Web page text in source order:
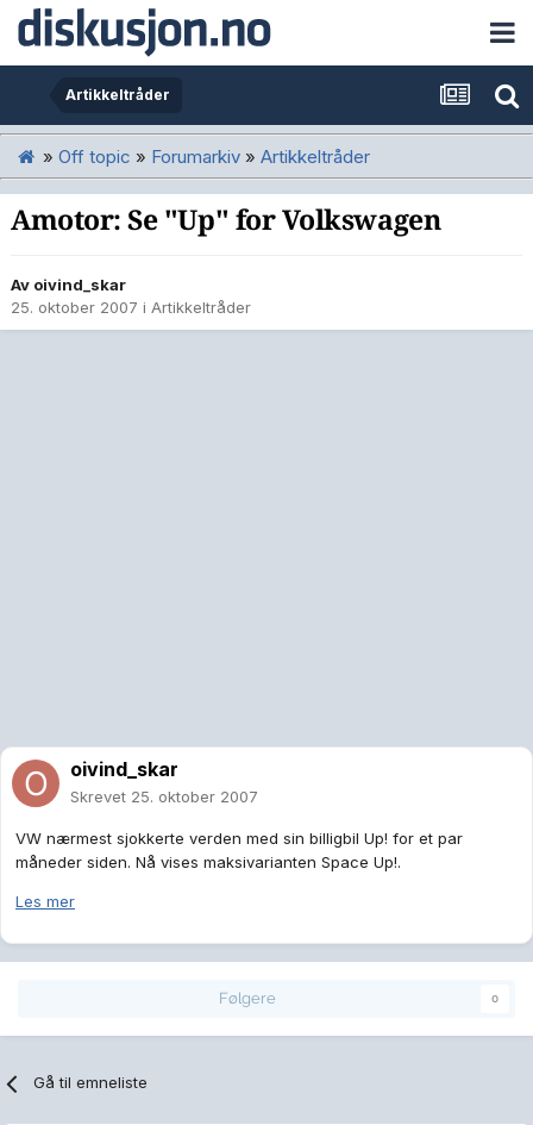
Artikkeltråder
» Off topic » Forumarkiv » Artikkeltråder
Amotor: Se "Up" for Volkswagen
Av oivind_skar
25. oktober 2007 i Artikkeltråder
oivind_skar
Skrevet 25. oktober 2007
VW nærmest sjokkerte verden med sin billigbil Up! for et par
måneder siden. Nå vises maksivarianten Space Up!.
Les mer
Følgere 0
Gå til emneliste